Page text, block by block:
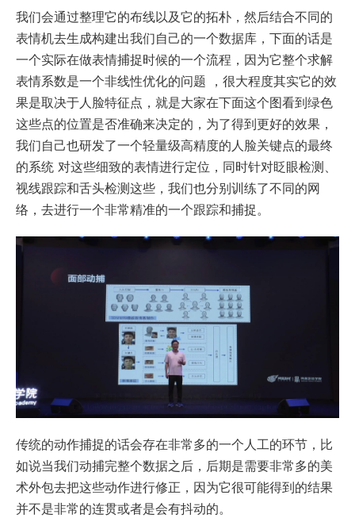
我们会通过整理它的布线以及它的拓朴，然后结合不同的
表情机去生成构建出我们自己的一个数据库，下面的话是
一个实际在做表情捕捉时候的一个流程，因为它整个求解
表情系数是一个非线性优化的问题 ，很大程度其实它的效
果是取决于人脸特征点，就是大家在下面这个图看到绿色
这些点的位置是否准确来决定的，为了得到更好的效果，
我们自己也研发了一个轻量级高精度的人脸关键点的最终
的系统 对这些细致的表情进行定位，同时针对眨眼检测、
视线跟踪和舌头检测这些，我们也分别训练了不同的网
络，去进行一个非常精准的一个跟踪和捕捉。
传统的动作捕捉的话会存在非常多的一个人工的环节，比
如说当我们动捕完整个数据之后，后期是需要非常多的美
术外包去把这些动作进行修正，因为它很可能得到的结果
并不是非常的连贯或者是会有抖动的。